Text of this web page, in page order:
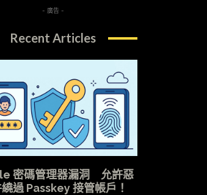
- 廣告 -
Recent Articles
密碼管理器漏洞 允許惡
過 Passkey 接管帳戶！